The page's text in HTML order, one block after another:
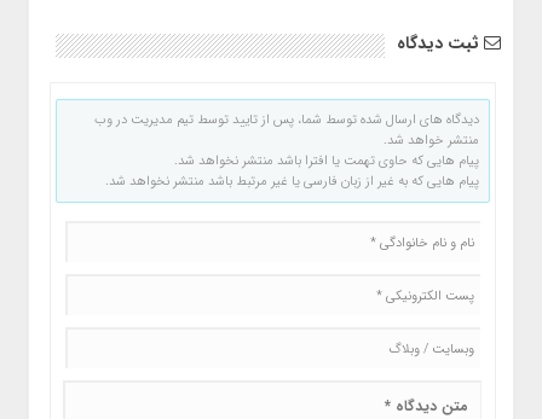
ثبت دیدگاه
دیدگاه های ارسال شده توسط شما، پس از تایید توسط تیم مدیریت در وب
منتشر خواهد شد.
پیام هایی که حاوی تهمت یا افترا باشد منتشر نخواهد شد.
پیام هایی که به غیر از زبان فارسی یا غیر مرتبط باشد منتشر نخواهد شد.